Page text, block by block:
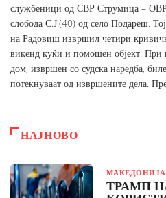
службеници од СВР Струмица –
слобода С.Ј.(40) од село Подареш.
на Радовиш извршил четири
викенд куќи и помошен објект. При
дом, извршен со судска наредба,
потекнуваат од извршените дела.
НАЈНОВО
МАКЕДОНИЈА
ТРАМП